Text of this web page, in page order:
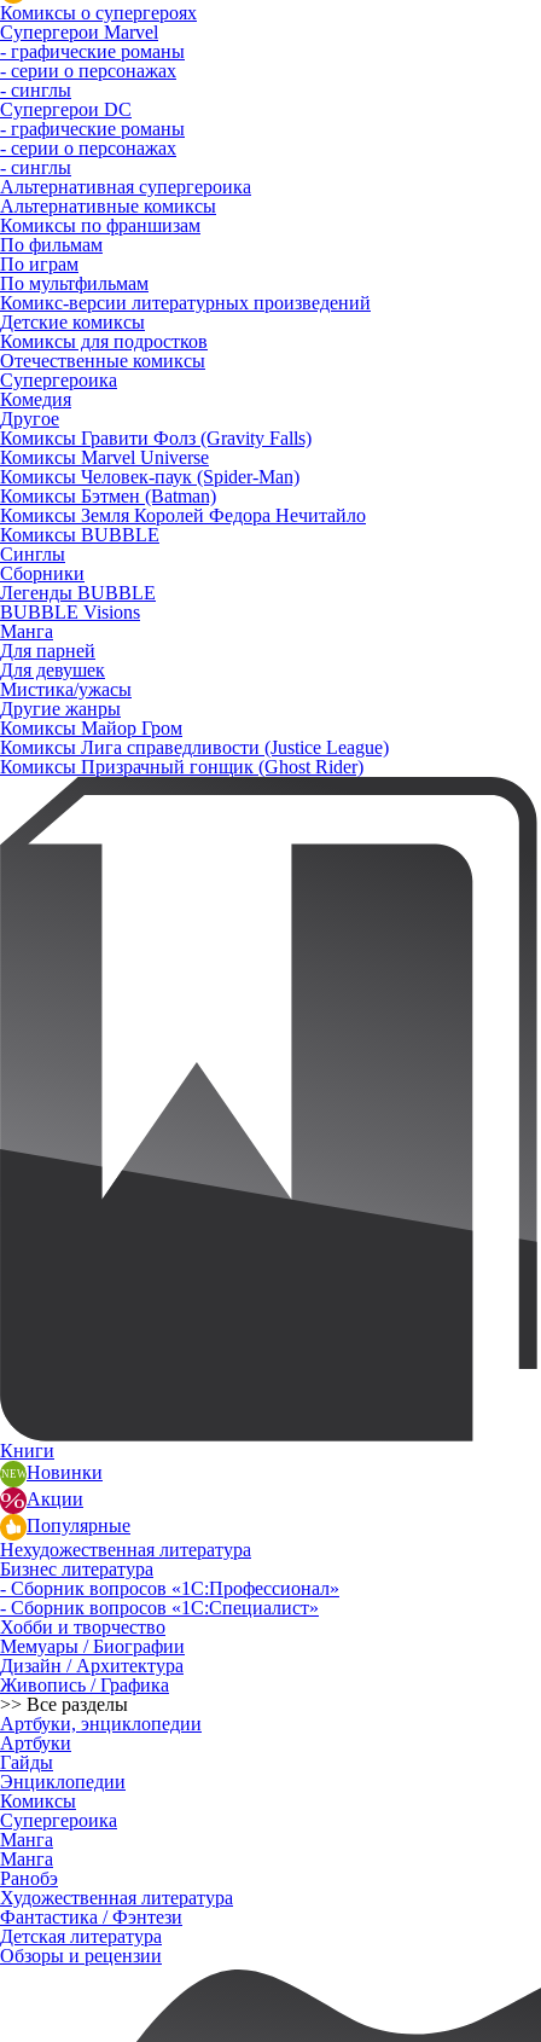
Комиксы о супергероях
Супергерои Marvel
- графические романы
- серии о персонажах
- синглы
Супергерои DC
- графические романы
- серии о персонажах
- синглы
Альтернативная супергероика
Альтернативные комиксы
Комиксы по франшизам
По фильмам
По играм
По мультфильмам
Комикс-версии литературных произведений
Детские комиксы
Комиксы для подростков
Отечественные комиксы
Супергероика
Комедия
Другое
Комиксы Гравити Фолз (Gravity Falls)
Комиксы Marvel Universe
Комиксы Человек-паук (Spider-Man)
Комиксы Бэтмен (Batman)
Комиксы Земля Королей Федора Нечитайло
Комиксы BUBBLE
Синглы
Сборники
Легенды BUBBLE
BUBBLE Visions
Манга
Для парней
Для девушек
Мистика/ужасы
Другие жанры
Комиксы Майор Гром
Комиксы Лига справедливости (Justice League)
Комиксы Призрачный гонщик (Ghost Rider)
Книги
Новинки
Акции
Популярные
Нехудожественная литература
Бизнес литература
- Сборник вопросов «1С:Профессионал»
- Сборник вопросов «1С:Специалист»
Хобби и творчество
Мемуары / Биографии
Дизайн / Архитектура
Живопись / Графика
>> Все разделы
Артбуки, энциклопедии
Артбуки
Гайды
Энциклопедии
Комиксы
Супергероика
Манга
Манга
Ранобэ
Художественная литература
Фантастика / Фэнтези
Детская литература
Обзоры и рецензии